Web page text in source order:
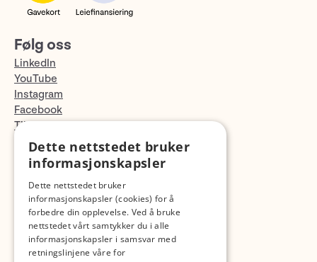
Følg oss
LinkedIn
YouTube
Instagram
Facebook
TikTok
Fotopodden
Dette nettstedet bruker
informasjonskapsler
Dette nettstedet bruker
informasjonskapsler (cookies) for å
forbedre din opplevelse. Ved å bruke
nettstedet vårt samtykker du i alle
informasjonskapsler i samsvar med
retningslinjene våre for